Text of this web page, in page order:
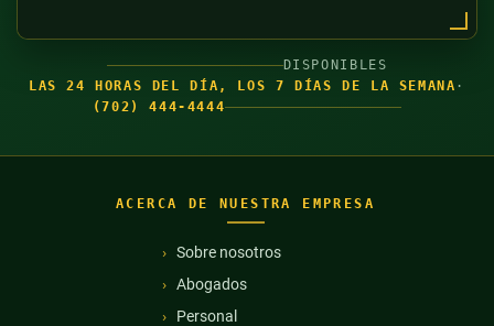
DISPONIBLES
LAS 24 HORAS DEL DÍA, LOS 7 DÍAS DE LA SEMANA ·
(702) 444-4444
ACERCA DE NUESTRA EMPRESA
Sobre nosotros
Abogados
Personal